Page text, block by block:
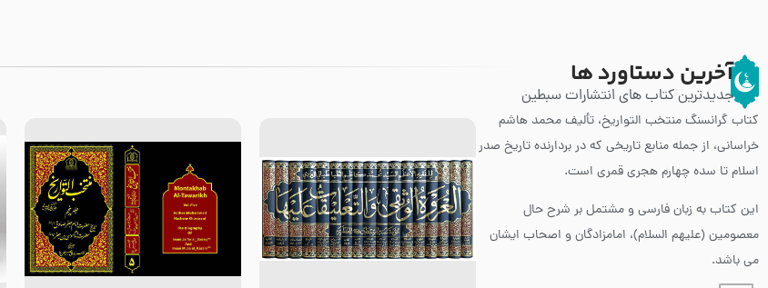
آخرین دستاورد ها
جدیدترین کتاب های انتشارات سبطین
کتاب گرانسنگ منتخب التواريخ، تألیف محمد هاشم
خراسانی، از جمله منابع تاریخی که در بردارنده تاریخ صدر
اسلام تا سده چهارم هجری قمری است.
این کتاب به زبان فارسی و مشتمل بر شرح حال
معصومین (علیهم السلام)، امامزادگان و اصحاب ایشان
می باشد.